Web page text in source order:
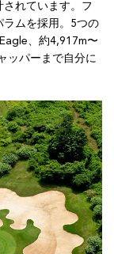
れています。フ
ラムを採用。5つの
、約4,917m〜
ッパーまで自分に